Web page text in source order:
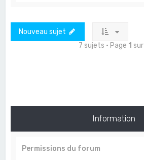
Nouveau sujet
7 sujets • Page 1 sur
Information
Permissions du forum